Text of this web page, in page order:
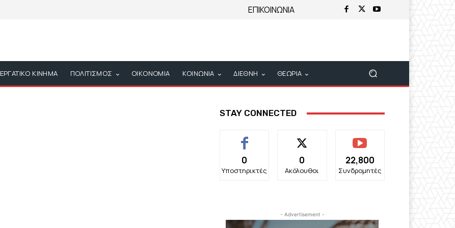
ΕΠΙΚΟΙΝΩΝΙΑ
ΕΡΓΑΤΙΚΟ ΚΙΝΗΜΑ ΠΟΛΙΤΙΣΜΟΣ ΟΙΚΟΝΟΜΙΑ ΚΟΙΝΩΝΙΑ ΔΙΕΘΝΗ ΘΕΩΡΙΑ
STAY CONNECTED
0
Υποστηρικτές
0
Ακόλουθοι
22,800
Συνδρομητές
- Advertisement -